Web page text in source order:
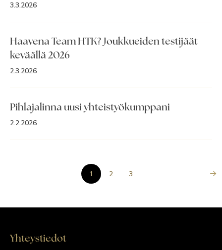
3.3.2026
Haavena Team HTK? Joukkueiden testijäät
keväällä 2026
2.3.2026
Pihlajalinna uusi yhteistyökumppani
2.2.2026
1 2 3
Yhteystiedot